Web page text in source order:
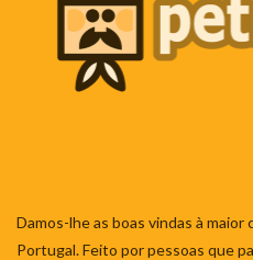
Damos-lhe as boas vindas à
Portugal. Feito por pessoas que